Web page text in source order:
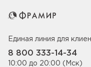
Единая линия для
8 800 333-14-34
10:00 до 20:00 (Мск)